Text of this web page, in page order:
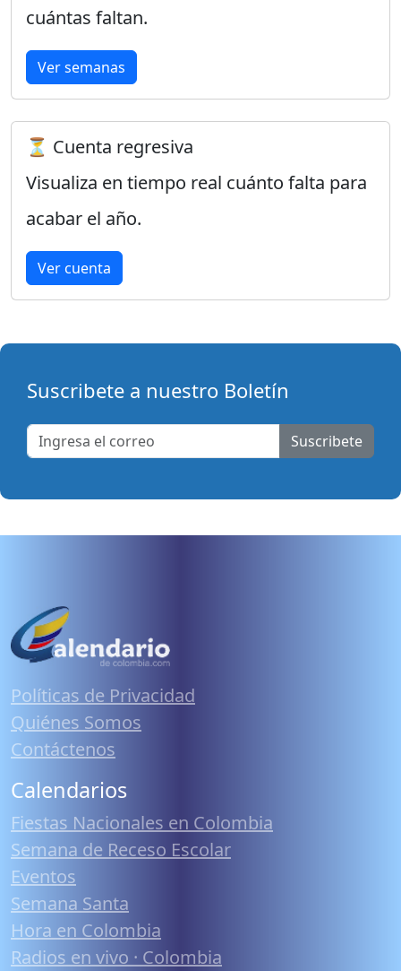
cuántas faltan.
Ver semanas
⏳ Cuenta regresiva
Visualiza en tiempo real cuánto falta para
acabar el año.
Ver cuenta
Suscribete a nuestro Boletín
Suscribete
Políticas de Privacidad
Quiénes Somos
Contáctenos
Calendarios
Fiestas Nacionales en Colombia
Semana de Receso Escolar
Eventos
Semana Santa
Hora en Colombia
Radios en vivo · Colombia